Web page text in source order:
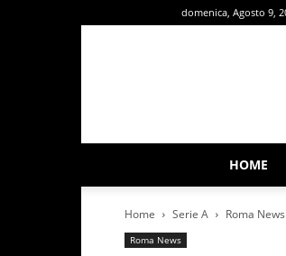
domenica, Agosto 9,
HOME
Home Serie A Roma News
Roma News